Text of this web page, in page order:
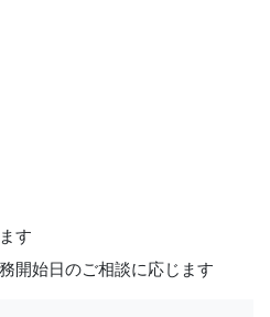
す
開始日のご相談に応じます